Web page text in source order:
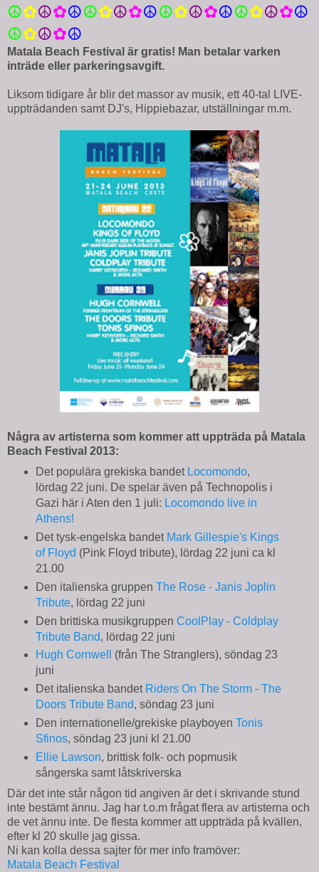
☮✿☮✿☮☮✿☮✿☮☮✿☮✿☮☮✿☮✿☮
☮✿☮✿☮
Matala Beach Festival är gratis! Man betalar varken
inträde eller parkeringsavgift.
Liksom tidigare år blir det massor av musik, ett 40-tal LIVE-
uppträdanden samt DJ's, Hippiebazar, utställningar m.m.
Några av artisterna som kommer att uppträda på Matala
Beach Festival 2013:
Det populära grekiska bandet Locomondo,
lördag 22 juni. De spelar även på Technopolis i
Gazi här i Aten den 1 juli: Locomondo live in
Athens!
Det tysk-engelska bandet Mark Gillespie's Kings
of Floyd (Pink Floyd tribute), lördag 22 juni ca kl
21.00
Den italienska gruppen The Rose - Janis Joplin
Tribute, lördag 22 juni
Den brittiska musikgruppen CoolPlay - Coldplay
Tribute Band, lördag 22 juni
Hugh Cornwell
(från The Stranglers), söndag 23
juni
Det italienska bandet Riders On The Storm - The
Doors Tribute Band, söndag 23 juni
Den internationelle/grekiske playboyen Tonis
Sfinos, söndag 23 juni kl 21.00
Ellie Lawson, brittisk folk- och popmusik
sångerska samt låtskriverska
Där det inte står någon tid angiven är det i skrivande stund
inte bestämt ännu. Jag har t.o.m frågat flera av artisterna och
de vet ännu inte. De flesta kommer att uppträda på kvällen,
efter kl 20 skulle jag gissa.
Ni kan kolla dessa sajter för mer info framöver:
Matala Beach Festival